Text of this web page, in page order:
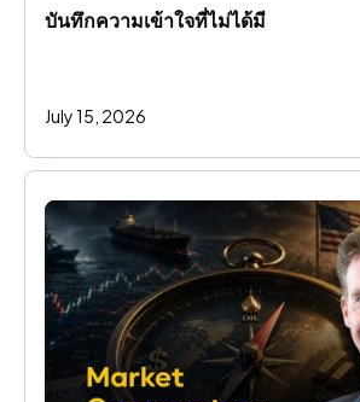
บันทึกความเข้าใจที่ไม่ได้มี
July 15, 2026